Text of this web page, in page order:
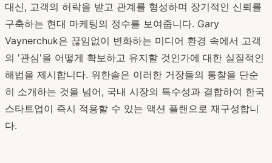
대신, 고객의 허락을 받고 관계를 형성하며 장기적인 신뢰를
구축하는 현대 마케팅의 정수를 보여줍니다. Gary
Vaynerchuk은 끊임없이 변화하는 미디어 환경 속에서 고객
의 '관심'을 어떻게 확보하고 유지할 것인가에 대한 실질적인
해법을 제시합니다. 위한솔은 이러한 거장들의 통찰을 단순
히 소개하는 것을 넘어, 국내 시장의 특수성과 결합하여 한국
스타트업이 즉시 적용할 수 있는 액션 플랜으로 재구성합니
다.